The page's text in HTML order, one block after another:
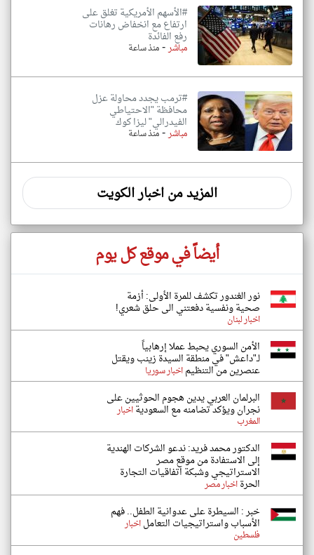
#الأسهم الأمريكية تغلق على
ارتفاع مع انخفاض رهانات
رفع الفائدة
مباشر-منذ ساعة
#ترمب يجدد محاولة عزل
محافظة "الاحتياطي
الفيدرالي" ليزا كوك
مباشر-منذ ساعة
المزيد من اخبار الكويت
أيضاً في موقع كل يوم
نور الغندور تكشف للمرة الأولى: أزمة
صحية ونفسية دفعتني الى حلق شعري!
اخبار لبنان
الأمن السوري يحبط عملا إرهابياً
لـ"داعش" في منطقة السيدة زينب ويقتل
عنصرين من التنظيماخبار سوريا
البرلمان العربي يدين هجوم الحوثيين على
نجران ويؤكد تضامنه مع السعوديةاخبار
المغرب
الدكتور محمد فريد: ندعو الشركات الهندية
إلى الاستفادة من موقع مصر
الاستراتيجي وشبكة اتفاقيات التجارة
الحرةاخبار مصر
خبر : السيطرة على عدوانية الطفل.. فهم
الأسباب واستراتيجيات التعاملاخبار
فلسطين